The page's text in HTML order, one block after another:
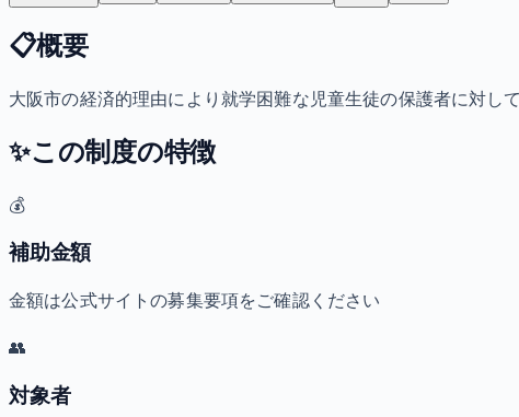
📋概要
大阪市の経済的理由により就学困難な児童生徒の保護者に対し
✨この制度の特徴
💰
補助金額
金額は公式サイトの募集要項をご確認ください
👥
対象者